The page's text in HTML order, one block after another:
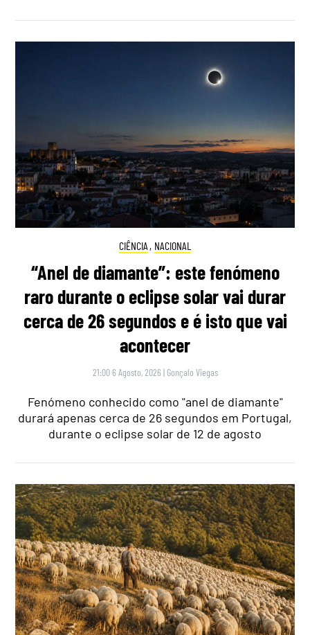
CIÊNCIA , NACIONAL
“Anel de diamante”: este fenómeno
raro durante o eclipse solar vai durar
cerca de 26 segundos e é isto que vai
acontecer
21:00 6 Agosto, 2026 | Gonçalo Viegas
Fenómeno conhecido como "anel de diamante"
durará apenas cerca de 26 segundos em Portugal,
durante o eclipse solar de 12 de agosto